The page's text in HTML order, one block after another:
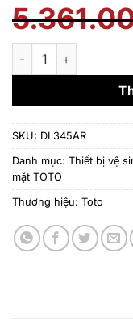
Vòi chậu rửa mặt
SKU: DL345AR
Danh mục: Thiết bị vệ
mặt TOTO
Thương hiệu: Toto